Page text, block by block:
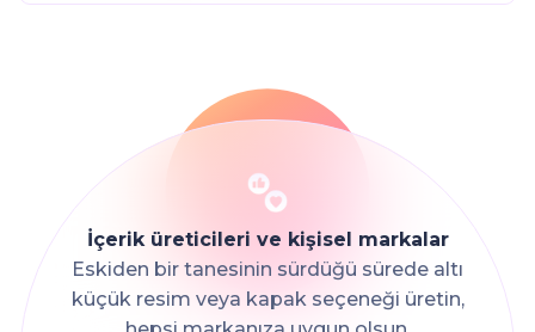
İçerik üreticileri ve kişisel markalar
Eskiden bir tanesinin sürdüğü sürede altı
küçük resim veya kapak seçeneği üretin,